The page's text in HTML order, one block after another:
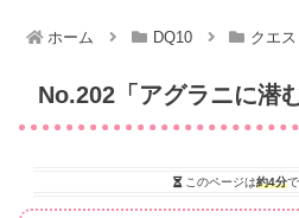
ホーム DQ10 クエ
No.202「アグラニに潜
このページは約4分